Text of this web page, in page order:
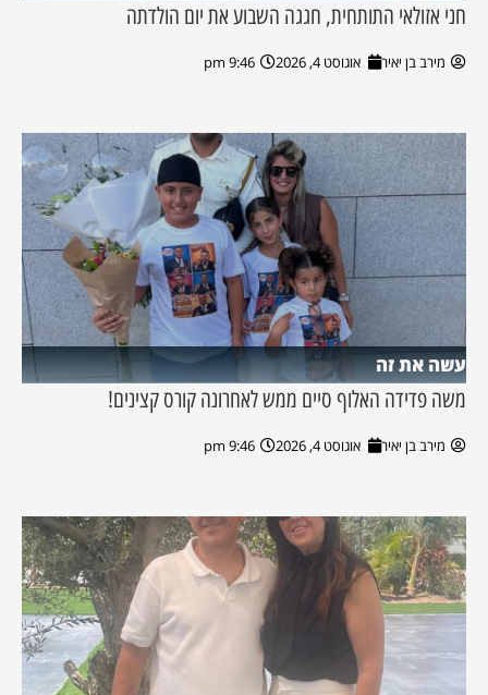
חני אזולאי התותחית, חגגה השבוע את יום הולדתה
מירב בן יאיר אוגוסט 4, 2026 9:46 pm
עשה את זה
משה פדידה האלוף סיים ממש לאחרונה קורס קצינים!
מירב בן יאיר אוגוסט 4, 2026 9:46 pm